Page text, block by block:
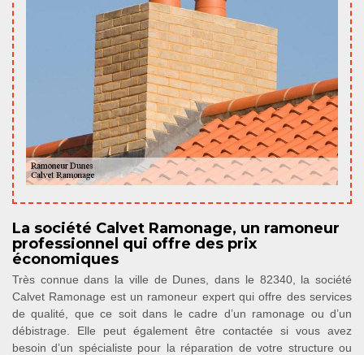
La société Calvet Ramonage, un ramoneur
professionnel qui offre des prix
économiques
Très connue dans la ville de Dunes, dans le 82340, la société
Calvet Ramonage est un ramoneur expert qui offre des services
de qualité, que ce soit dans le cadre d’un ramonage ou d’un
débistrage. Elle peut également être contactée si vous avez
besoin d’un spécialiste pour la réparation de votre structure ou